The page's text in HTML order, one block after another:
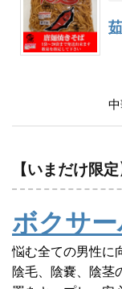
【いまだけ限
ボクサ
悩む全ての男性に
陰毛、陰嚢、陰茎